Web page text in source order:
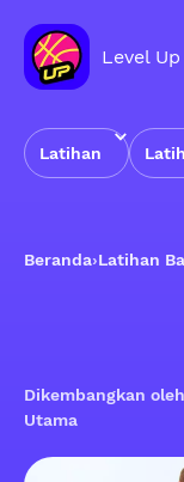
Level
Latihan
Beranda›Latihan
Dikembangkan oleh
Utama